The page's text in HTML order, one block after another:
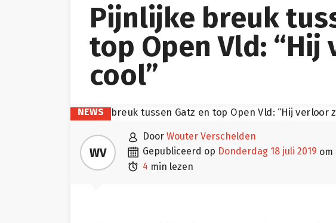
Pijnlijke breuk
top Open Vld: “Hij
cool”
NEWS
WV
 door Wouter Verschelden
 gepubliceerd op donderdag 18 juli 2019 om
 4 min lezen